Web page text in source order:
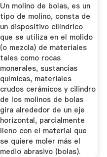
Un molino de bolas, es un
tipo de molino, consta de
un dispositivo cilíndrico
que se utiliza en el molido
(o mezcla) de materiales
tales como rocas
monerales, sustancias
químicas, materiales
crudos cerámicos y cilindro
de los molinos de bolas
gira alrededor de un eje
horizontal, parcialmente
lleno con el material que
se quiere moler más el
medio abrasivo (bolas).